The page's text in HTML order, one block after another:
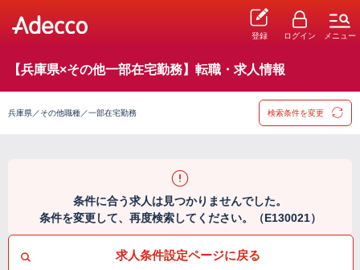
登録 ログイン メニュー
【兵庫県×その他一部在宅勤務】転職・求人情報
兵庫県／その他職種／一部在宅勤務 検索条件を変更
条件に合う求人は見つかりませんでした。
条件を変更して、再度検索してください。（E130021）
求人条件設定ページに戻る